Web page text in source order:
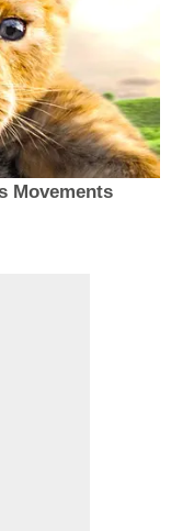
Movements